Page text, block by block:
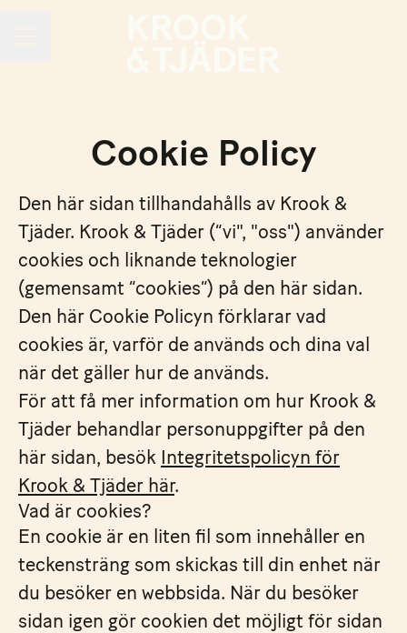
Cookie Policy
Den här sidan tillhandahålls av Krook &
Tjäder. Krook & Tjäder (“vi", "oss") använder
cookies och liknande teknologier
(gemensamt “cookies”) på den här sidan.
Den här Cookie Policyn förklarar vad
cookies är, varför de används och dina val
när det gäller hur de används.
För att få mer information om hur Krook &
Tjäder behandlar personuppgifter på den
här sidan, besök Integritetspolicyn för
Krook & Tjäder här.
Vad är cookies?
En cookie är en liten fil som innehåller en
teckensträng som skickas till din enhet när
du besöker en webbsida. När du besöker
sidan igen gör cookien det möjligt för sidan